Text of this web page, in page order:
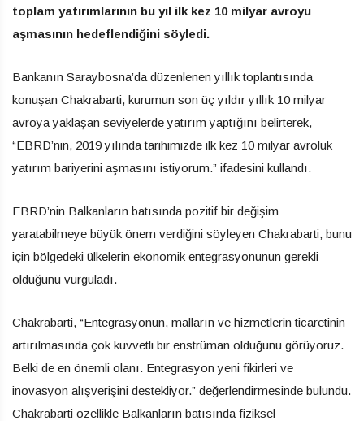
toplam yatırımlarının bu yıl ilk kez 10 milyar avroyu
aşmasının hedeflendiğini söyledi.
Bankanın Saraybosna’da düzenlenen yıllık toplantısında
konuşan Chakrabarti, kurumun son üç yıldır yıllık 10 milyar
avroya yaklaşan seviyelerde yatırım yaptığını belirterek,
“EBRD’nin, 2019 yılında tarihimizde ilk kez 10 milyar avroluk
yatırım bariyerini aşmasını istiyorum.” ifadesini kullandı.
EBRD’nin Balkanların batısında pozitif bir değişim
yaratabilmeye büyük önem verdiğini söyleyen Chakrabarti, bunu
için bölgedeki ülkelerin ekonomik entegrasyonunun gerekli
olduğunu vurguladı.
Chakrabarti, “Entegrasyonun, malların ve hizmetlerin ticaretinin
artırılmasında çok kuvvetli bir enstrüman olduğunu görüyoruz.
Belki de en önemli olanı. Entegrasyon yeni fikirleri ve
inovasyon alışverişini destekliyor.” değerlendirmesinde bulundu.
Chakrabarti özellikle Balkanların batısında fiziksel